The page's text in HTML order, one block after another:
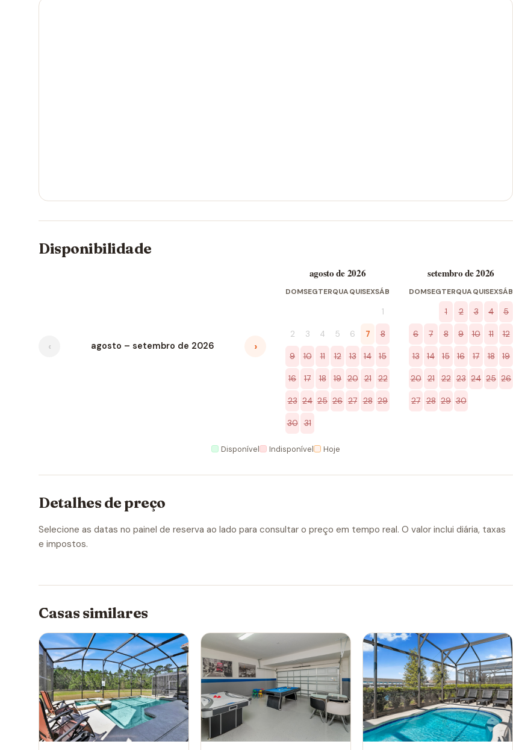
Disponibilidade
‹ agosto – setembro de 2026 ›
agosto de 2026
DOMSEGTERQUAQUISEXSÁB
1
2 3 4 5 6 7 8
9 10 11 12 13 14 15
16 17 18 19 20 21 22
23 24 25 26 27 28 29
30 31
setembro de 2026
DOMSEGTERQUAQUISEXSÁB
1 2 3 4 5
6 7 8 9 10 11 12
13 14 15 16 17 18 19
20 21 22 23 24 25 26
27 28 29 30
Disponível Indisponível Hoje
Detalhes de preço
Selecione as datas no painel de reserva ao lado para consultar o preço em tempo real. O valor inclui diária, taxas
e impostos.
Casas similares